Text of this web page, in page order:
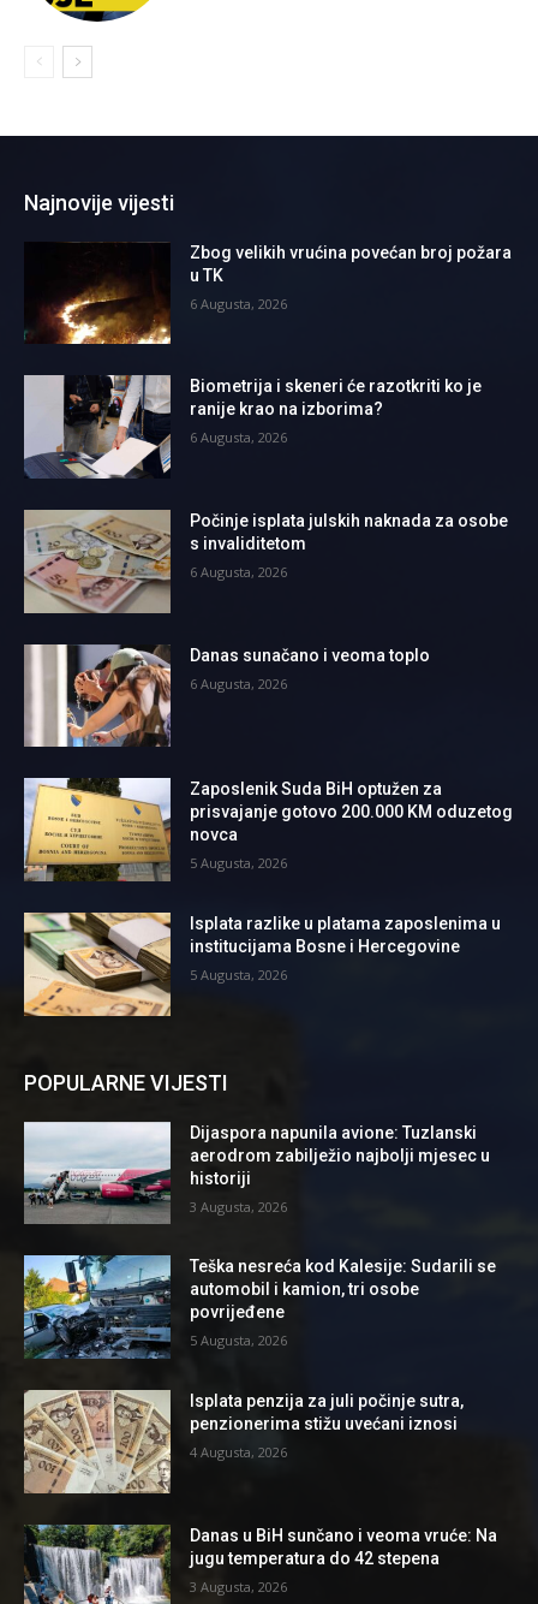
Najnovije vijesti
Zbog velikih vrućina povećan broj požara
u TK
6 Augusta, 2026
Biometrija i skeneri će razotkriti ko je
ranije krao na izborima?
6 Augusta, 2026
Počinje isplata julskih naknada za osobe
s invaliditetom
6 Augusta, 2026
Danas sunačano i veoma toplo
6 Augusta, 2026
Zaposlenik Suda BiH optužen za
prisvajanje gotovo 200.000 KM oduzetog
novca
5 Augusta, 2026
Isplata razlike u platama zaposlenima u
institucijama Bosne i Hercegovine
5 Augusta, 2026
POPULARNE VIJESTI
Dijaspora napunila avione: Tuzlanski
aerodrom zabilježio najbolji mjesec u
historiji
3 Augusta, 2026
Teška nesreća kod Kalesije: Sudarili se
automobil i kamion, tri osobe
povrijeđene
5 Augusta, 2026
Isplata penzija za juli počinje sutra,
penzionerima stižu uvećani iznosi
4 Augusta, 2026
Danas u BiH sunčano i veoma vruće: Na
jugu temperatura do 42 stepena
3 Augusta, 2026